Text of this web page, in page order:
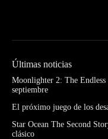
Últimas noticias
Moonlighter 2: The Endless
septiembre
El próximo juego de los
Star Ocean The Second
clásico